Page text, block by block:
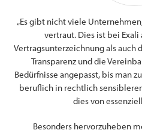
„Es gibt nicht viele
vertraut. Dies ist bei Exali
Vertragsunterzeichnung als auch
Transparenz und die
Bedürfnisse angepasst, bis man
beruflich in rechtlich
dies von
Besonders hervorzuheben